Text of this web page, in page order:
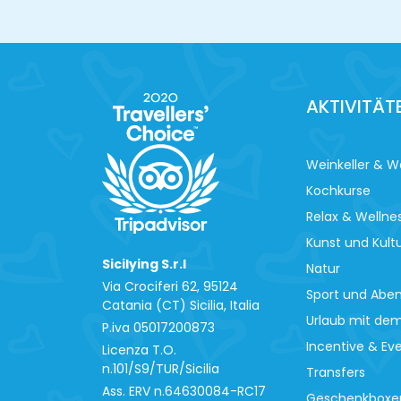
Sicilying S.r.l
Via Crociferi 62, 95124
Catania (CT) Sicilia, Italia
P.iva 0‍5017200873
Licenza T.O.
n.101/S9/TUR/Sicilia
Ass. ERV n.64630084-RC17
Weinkeller &
Kochkurse
Relax &
Kunst und
Natur
Sport und
Urlaub mit
Incentive &
Transfers